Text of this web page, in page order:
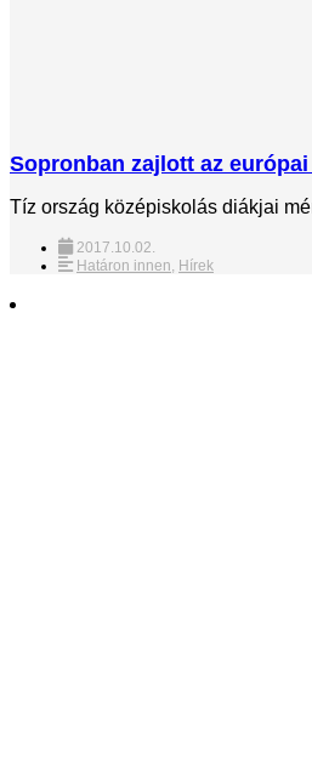
Sopronban zajlott az
Tíz ország középiskolás diákjai
2017.10.02.
Határon innen, Hírek